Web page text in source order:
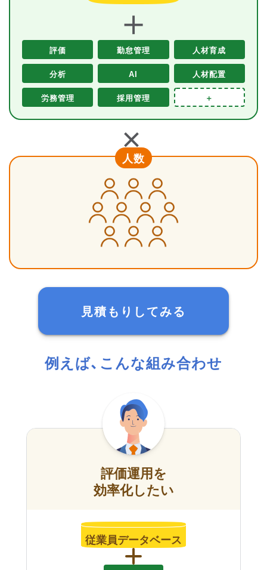
＋
評価 勤怠管理 人材育成
分析 AI 人材配置
労務管理 採用管理 ＋
＋
人数
見積もりしてみる
例えば、こんな組み合わせ
評価運用を
効率化したい
従業員データベース